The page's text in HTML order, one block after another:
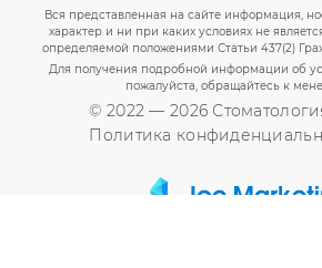
© 2022 — 2026
Политика
Вся представленная на сайте информация,
характер и ни при каких условиях не
определяемой положениями Статьи 437(2)
Для получения подробной информации об
пожалуйста, обращайтесь к